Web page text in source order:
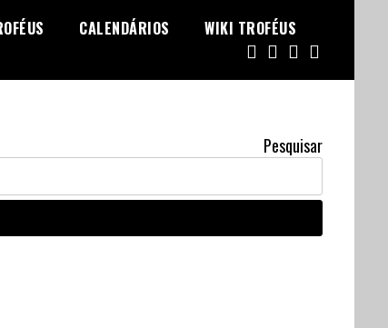
CALENDÁRIOS WIKI TROFÉUS
Pesquisar